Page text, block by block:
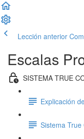
Lección anterior
Escalas
SISTEMA TRUE
Explicación
Sistema